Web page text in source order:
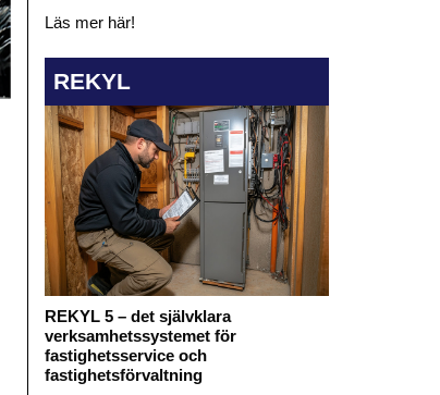
Läs mer här!
REKYL
REKYL 5 – det självklara
verksamhetssystemet för
fastighetsservice och
fastighetsförvaltning